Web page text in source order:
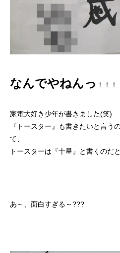
なんでやねんっ ！！！
家電大好き少年が書きました(笑)
『トースター』も書きたいと言う
て、
トースターは『十星』と書くのだ
あ～、面白すぎる～???